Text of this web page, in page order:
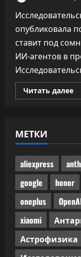
опубликовала
ставит под
ИИ-агентов в
Читать далее
не
МЕТКИ
aliexpress
google
honor
oneplus
xiaomi
Астрофизика